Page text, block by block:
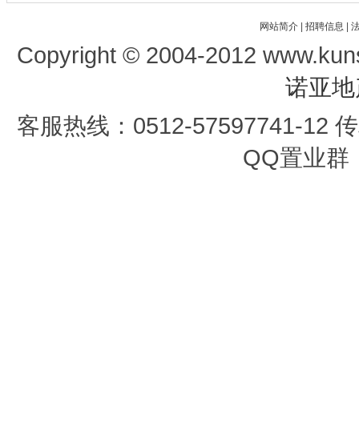
网站简介| 招聘信息
Copyright © 2004-2012
诺亚
客服热线：0512-57597741-12
QQ置业